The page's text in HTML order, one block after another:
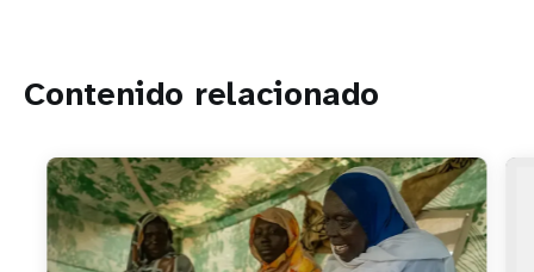
Contenido relacionado